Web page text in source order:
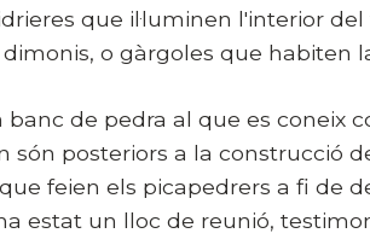
que il·luminen l'interior
o gàrgoles que habiten
de pedra al que es coneix
són posteriors a la construcció
feien els picapedrers a fi de
estat un lloc de reunió,